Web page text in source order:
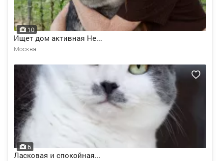
Ищет дом активная Не...
10
Москва
Ласковая и спокойная...
6